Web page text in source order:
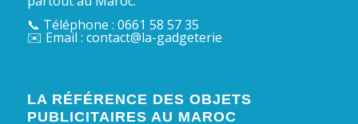
📞 Téléphone : 0661 58 57 35
✉️ Email : contact@la-gadgeterie
LA RÉFÉRENCE DES OBJETS
PUBLICITAIRES AU MAROC